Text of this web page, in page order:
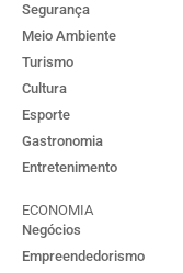
Segurança
Meio Ambiente
Turismo
Cultura
Esporte
Gastronomia
Entretenimento
ECONOMIA
Negócios
Empreendedorismo